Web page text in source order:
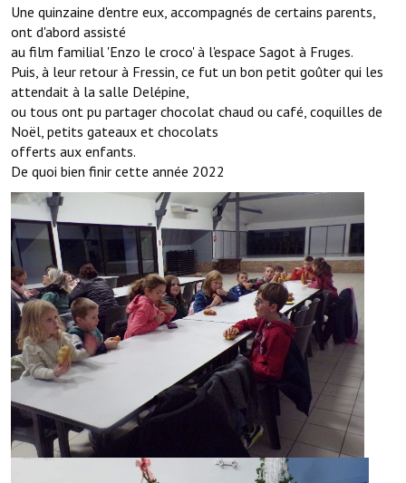
Le personnel municipal
Les moyens financiers
Note de synthèse financière
Rapport d'orientation budgétaire
Actions et projets
Projets et travaux en cours
Procès verbaux des conseils municipaux
Communication
Le bulletin municipal : Fressinfo & Le Fressinois
Toutes les publications
Le village dans l'intercommunalité
Communauté de communes
Autres groupements
Une quinzaine d'entre eux, accompagnés de certains parents,
ont d'abord assisté
au film familial 'Enzo le croco' à l'espace Sagot à Fruges.
Puis, à leur retour à Fressin, ce fut un bon petit goûter qui les
attendait à la salle Delépine,
ou tous ont pu partager chocolat chaud ou café, coquilles de
Noël, petits gateaux et chocolats
offerts aux enfants.
De quoi bien finir cette année 2022